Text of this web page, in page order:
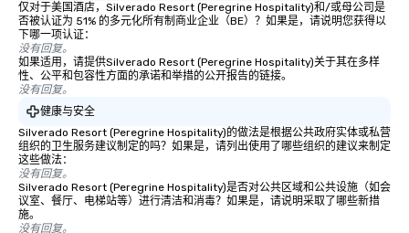
仅对于美国酒店，Silverado Resort (Peregrine Hospitality)和/或母公司是
否被认证为 51% 的多元化所有制商业企业（BE）？如果是，请说明您获得以
下哪一项认证：
没有回复。
如果适用，请提供Silverado Resort (Peregrine Hospitality)关于其在多样
性、公平和包容性方面的承诺和举措的公开报告的链接。
没有回复。
健康与安全
Silverado Resort (Peregrine Hospitality)的做法是根据公共政府实体或私营
组织的卫生服务建议制定的吗？如果是，请列出使用了哪些组织的建议来制定
这些做法：
没有回复。
Silverado Resort (Peregrine Hospitality)是否对公共区域和公共设施（如会
议室、餐厅、电梯站等）进行清洁和消毒？如果是，请说明采取了哪些新措
施。
没有回复。